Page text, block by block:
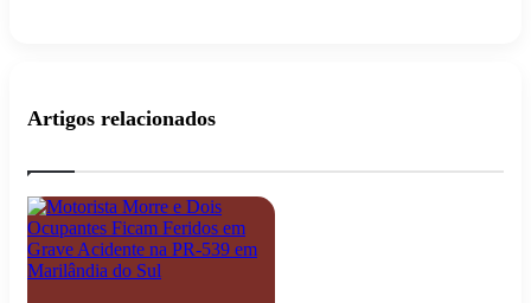
Artigos relacionados